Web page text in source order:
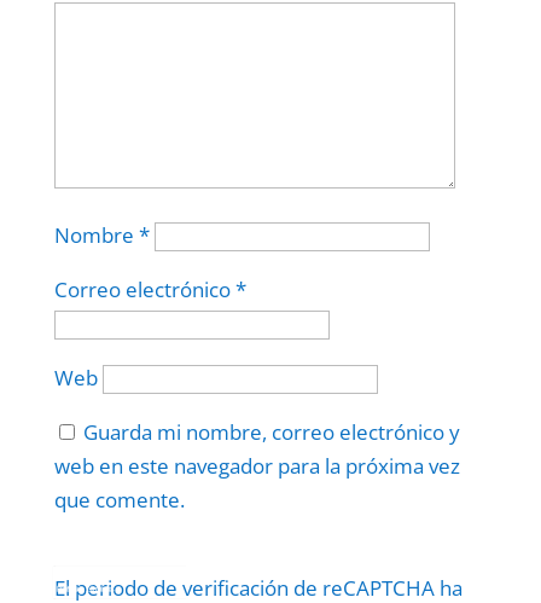
Nombre *
Correo electrónico*
Web
Guarda mi nombre, correo electrónico y
web en este navegador para la próxima vez
que comente.
El periodo de verificación de reCAPTCHA ha
Politica–Términos.